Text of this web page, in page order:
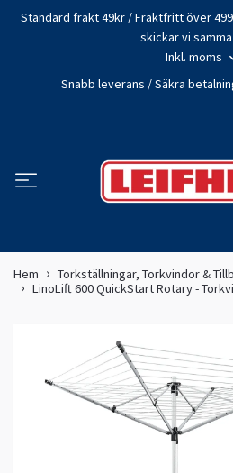
Standard frakt 49kr / Fraktfritt över
skickar vi
Inkl. moms
Snabb leverans / Säkra
Hem Torkställningar, Torkvindor &
LinoLift 600 QuickStart Rotary -